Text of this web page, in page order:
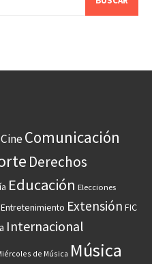
CineComunicación
Derechos
Educación Elecciones
Entretenimiento Extensión FIC
Internacional
de Música Música